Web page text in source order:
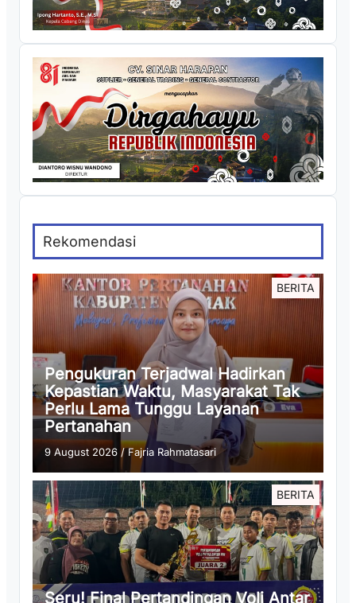
Rekomendasi
BERITA
Pengukuran Terjadwal Hadirkan
Kepastian Waktu, Masyarakat Tak
Perlu Lama Tunggu Layanan
Pertanahan
9 August 2026 /Fajria Rahmatasari
BERITA
Seru! Final Pertandingan Voli Antar